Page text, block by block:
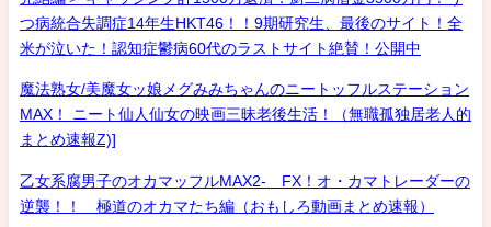
つ病統合失調症14年生HKT46！！9期研究生、最後のサイト！全
米が泣いた！認知症鬱病60代のラストサイト絶賛！公開中
魔法熟女/美魔女ッ娘メグみみちゃんのニートッフルステーション
MAX！ ニート仙人仙女の映画三昧老後生活！（無職孤独居老人的
まとめ速報Z)]
乙女系腐男子のオカマッフルMAX2- FX！オ・カマトレーダーの
逆襲！！ 極道のオカマたち編（おもしろ動画まとめ速報）